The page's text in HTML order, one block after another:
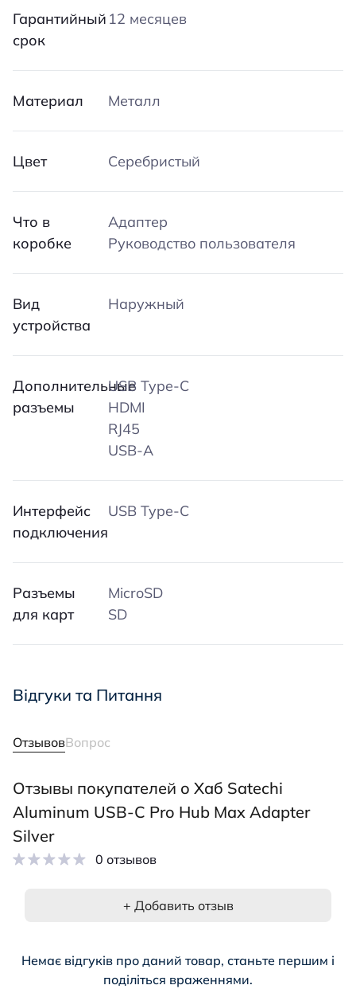
Гарантийный
срок
12 месяцев
Материал Металл
Цвет Серебристый
Что в
коробке
Адаптер
Руководство пользователя
Вид
устройства
Наружный
Дополнительные
разъемы
USB Type-C
HDMI
RJ45
USB-A
Интерфейс
подключения
USB Type-C
Разъемы
для карт
MicroSD
SD
Відгуки та Питання
ОтзывовВопрос
Отзывы покупателей о Хаб Satechi
Aluminum USB-C Pro Hub Max Adapter
Silver
0 отзывов
+ Добавить отзыв
Немає відгуків про даний товар, станьте першим і
поділіться враженнями.